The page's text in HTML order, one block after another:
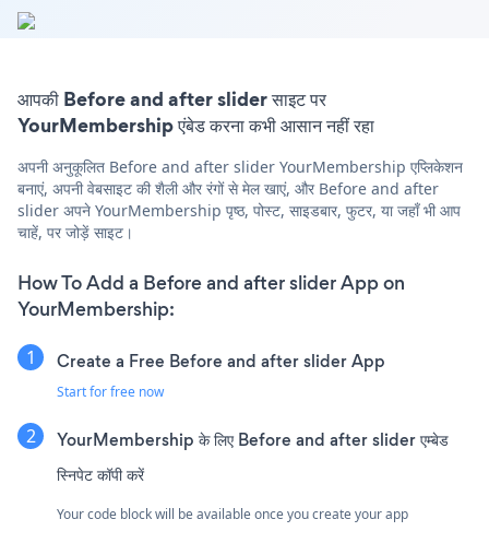
आपकी Before and after slider साइट पर
YourMembership एंबेड करना कभी आसान नहीं रहा
अपनी अनुकूलित Before and after slider YourMembership एप्लिकेशन
बनाएं, अपनी वेबसाइट की शैली और रंगों से मेल खाएं, और Before and after
slider अपने YourMembership पृष्ठ, पोस्ट, साइडबार, फुटर, या जहाँ भी आप
चाहें, पर जोड़ें साइट।
How To Add a Before and after slider App on
YourMembership:
Create a Free Before and after slider App
Start for free now
YourMembership के लिए Before and after slider एम्बेड
स्निपेट कॉपी करें
Your code block will be available once you create your app